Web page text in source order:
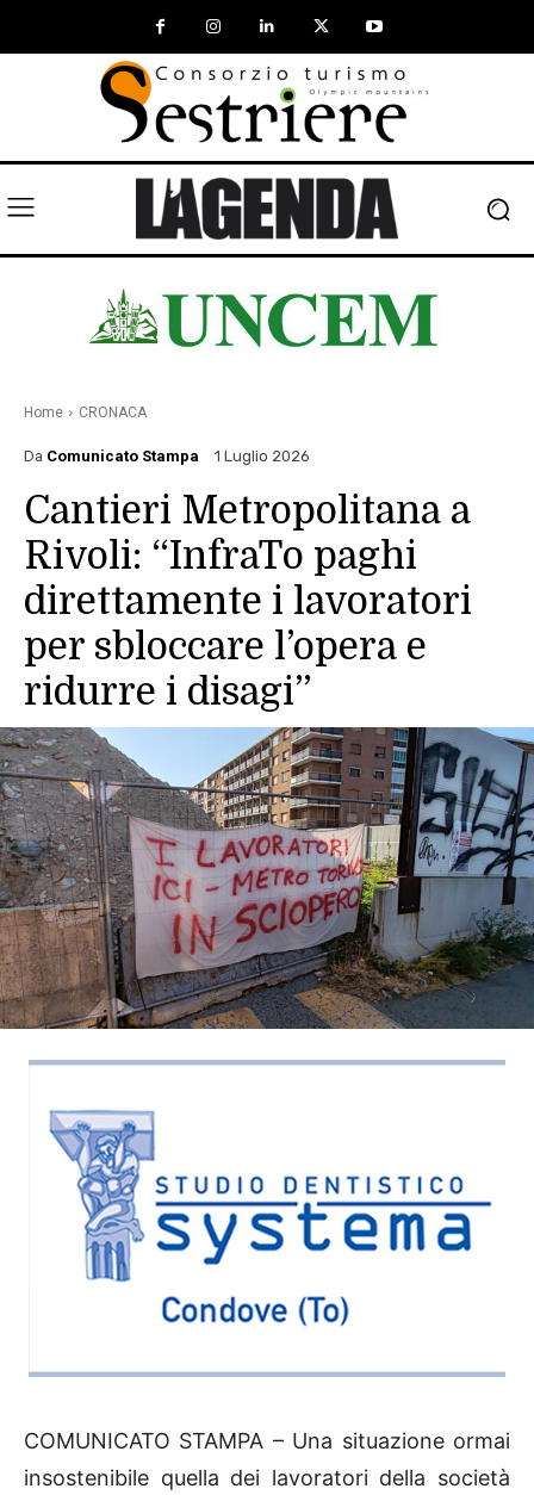
Home CRONACA
Da Comunicato Stampa 1 Luglio 2026
Cantieri Metropolitana a
Rivoli: “InfraTo paghi
direttamente i lavoratori
per sbloccare l’opera e
ridurre i disagi”
COMUNICATO STAMPA – Una situazione ormai
insostenibile quella dei lavoratori della società